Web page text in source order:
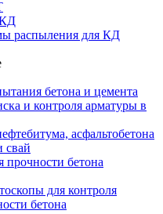
распыления для КД
бетона и цемента
и контроля арматуры в
асфальтобетона
свай
прочности бетона
для контроля
бетона